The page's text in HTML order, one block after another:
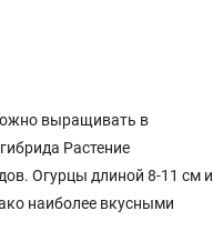
выращивать в
Растение
Огурцы длиной 8-11 см и
наиболее вкусными